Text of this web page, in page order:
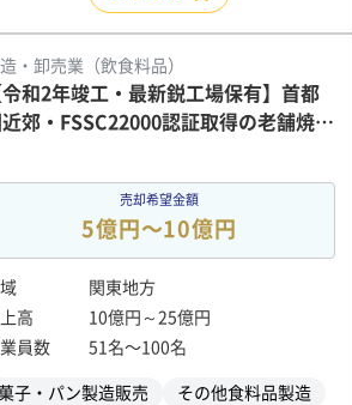
・卸売業（飲食料品）
令和2年竣工・最新鋭工場保有】首都
近郊・FSSC22000認証取得の老舗焼菓
大手基準の品質管理体制を有する製造
売却希望金額
5億円〜10億円
関東地方
高
10億円～25億円
員数
51名〜100名
子・パン製造販売 その他食料品製造